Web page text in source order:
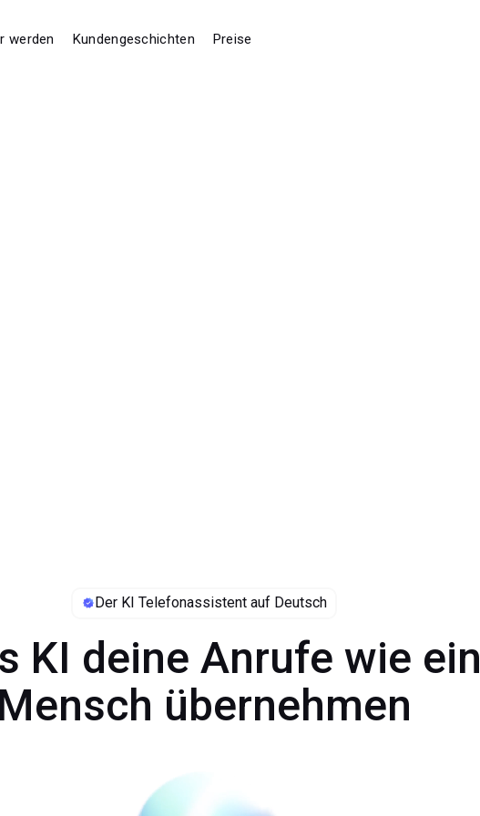
werden Kundengeschichten Preise
Der KI Telefonassistent auf Deutsch
KI deine Anrufe wie ein
übernehmen